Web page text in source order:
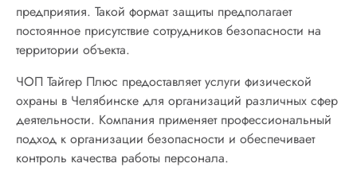
предприятия. Такой формат защиты предполагает
постоянное присутствие сотрудников безопасности на
территории объекта.
ЧОП Тайгер Плюс предоставляет услуги физической
охраны в Челябинске для организаций различных сфер
деятельности. Компания применяет профессиональный
подход к организации безопасности и обеспечивает
контроль качества работы персонала.